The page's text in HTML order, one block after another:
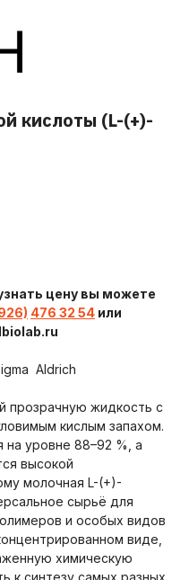
кислоты (L-(+)-
цену вы можете
476 32 54 или
Aldrich
прозрачную жидкость с
кислым запахом.
на уровне 88–92 %, а
высокой
молочная L-(+)-
сырьё для
и особых видов
виде,
химическую
к синтезу самых разных
году!
Наши